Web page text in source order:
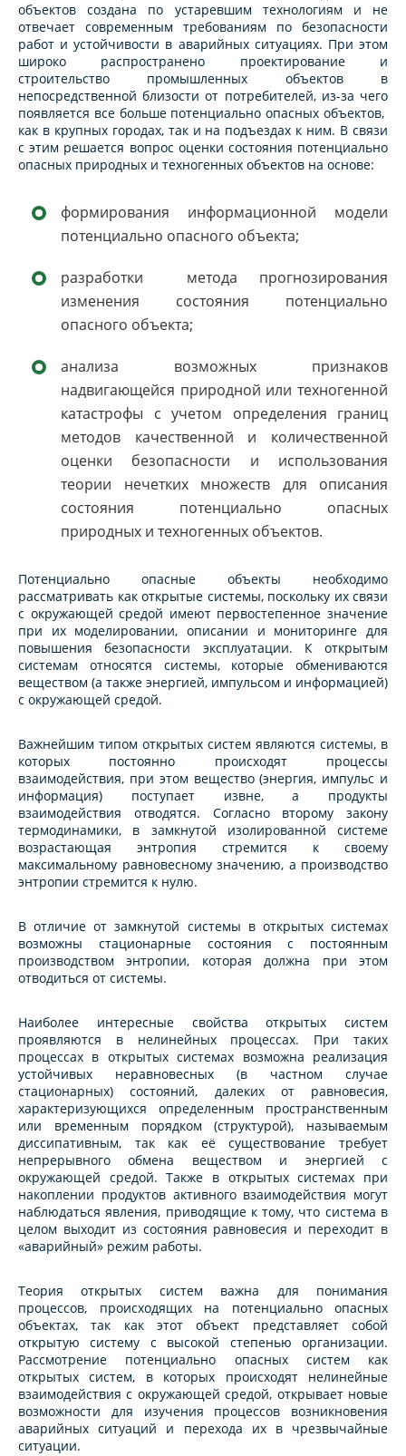
объектов создана по устаревшим технологиям и не
отвечает современным требованиям по безопасности
работ и устойчивости в аварийных ситуациях. При этом
широко распространено проектирование и
строительство промышленных объектов в
непосредственной близости от потребителей, из-за чего
появляется все больше потенциально опасных объектов,
как в крупных городах, так и на подъездах к ним. В связи
с этим решается вопрос оценки состояния потенциально
опасных природных и техногенных объектов на основе:
формирования информационной модели
потенциально опасного объекта;
разработки метода прогнозирования
изменения состояния потенциально
опасного объекта;
анализа возможных признаков
надвигающейся природной или техногенной
катастрофы с учетом определения границ
методов качественной и количественной
оценки безопасности и использования
теории нечетких множеств для описания
состояния потенциально опасных
природных и техногенных объектов.
Потенциально опасные объекты необходимо
рассматривать как открытые системы, поскольку их связи
с окружающей средой имеют первостепенное значение
при их моделировании, описании и мониторинге для
повышения безопасности эксплуатации. К открытым
системам относятся системы, которые обмениваются
веществом (а также энергией, импульсом и информацией)
с окружающей средой.
Важнейшим типом открытых систем являются системы, в
которых постоянно происходят процессы
взаимодействия, при этом вещество (энергия, импульс и
информация) поступает извне, а продукты
взаимодействия отводятся. Согласно второму закону
термодинамики, в замкнутой изолированной системе
возрастающая энтропия стремится к своему
максимальному равновесному значению, а производство
энтропии стремится к нулю.
В отличие от замкнутой системы в открытых системах
возможны стационарные состояния с постоянным
производством энтропии, которая должна при этом
отводиться от системы.
Наиболее интересные свойства открытых систем
проявляются в нелинейных процессах. При таких
процессах в открытых системах возможна реализация
устойчивых неравновесных (в частном случае
стационарных) состояний, далеких от равновесия,
характеризующихся определенным пространственным
или временным порядком (структурой), называемым
диссипативным, так как её существование требует
непрерывного обмена веществом и энергией с
окружающей средой. Также в открытых системах при
накоплении продуктов активного взаимодействия могут
наблюдаться явления, приводящие к тому, что система в
целом выходит из состояния равновесия и переходит в
«аварийный» режим работы.
Теория открытых систем важна для понимания
процессов, происходящих на потенциально опасных
объектах, так как этот объект представляет собой
открытую систему с высокой степенью организации.
Рассмотрение потенциально опасных систем как
открытых систем, в которых происходят нелинейные
взаимодействия с окружающей средой, открывает новые
возможности для изучения процессов возникновения
аварийных ситуаций и перехода их в чрезвычайные
ситуации.